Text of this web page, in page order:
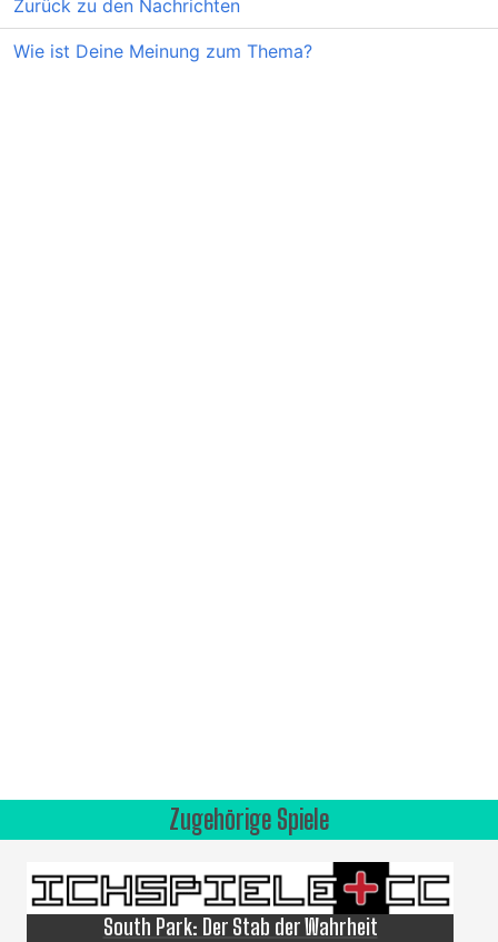
Zurück zu den Nachrichten
Wie ist Deine Meinung zum Thema?
Zugehörige Spiele
South Park: Der Stab der Wahrheit